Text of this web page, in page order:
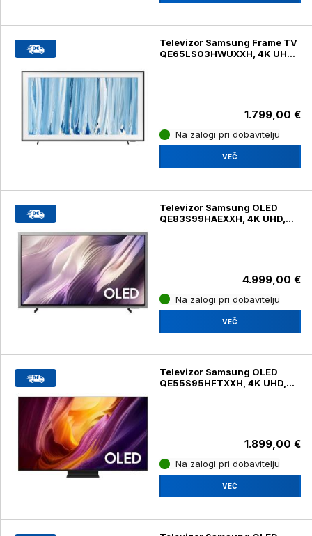
Televizor Samsung Frame TV
QE65LS03HWUXXH, 4K UHD,
1.799,00 €
Na zalogi pri dobavitelju
VEČ
Televizor Samsung OLED
QE83S99HAEXXH, 4K UHD,
4.999,00 €
Na zalogi pri dobavitelju
VEČ
Televizor Samsung OLED
QE55S95HFTXXH, 4K UHD,
1.899,00 €
Na zalogi pri dobavitelju
VEČ